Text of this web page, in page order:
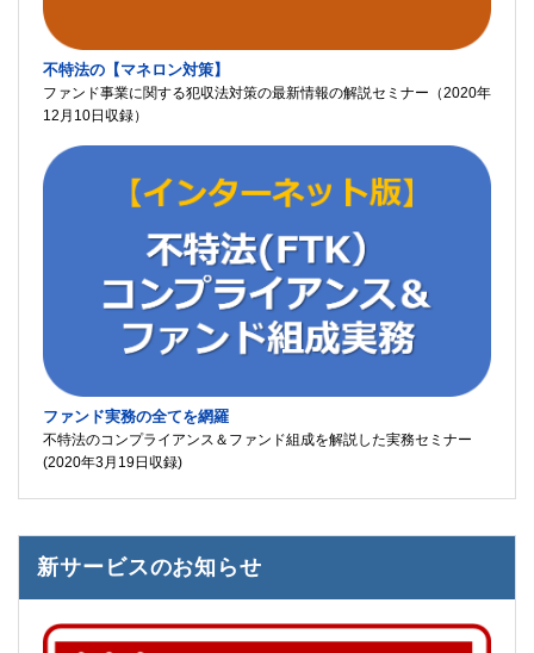
不特法の【マネロン対策】
ファンド事業に関する犯収法対策の最新情報の解説セミナー（2020年
12月10日収録）
ファンド実務の全てを網羅
不特法のコンプライアンス＆ファンド組成を解説した実務セミナー
(2020年3月19日収録)
新サービスのお知らせ